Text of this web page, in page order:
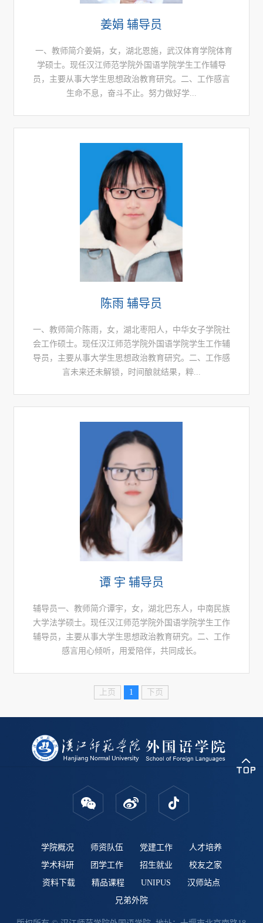
姜娟 辅导员
​ 一、教师简介姜娟，女，湖北恩施，武汉体育学院体育
学硕士。现任汉江师范学院外国语学院学生工作辅导
员，主要从事大学生思想政治教育研究。二、工作感言
生命不息，奋斗不止。努力做好学...
陈雨 辅导员
一、教师简介陈雨，女，湖北枣阳人，中华女子学院社
会工作硕士。现任汉江师范学院外国语学院学生工作辅
导员，主要从事大学生思想政治教育研究。二、工作感
言未来还未解锁，时间酿就结果，粹...
谭 宇 辅导员​
辅导员​一、教师简介谭宇，女，湖北巴东人，中南民族
大学法学硕士。现任汉江师范学院外国语学院学生工作
辅导员，主要从事大学生思想政治教育研究。二、工作
感言用心倾听，用爱陪伴，共同成长。
上页 1 下页
学院概况 师资队伍 党建工作
人才培养
学术科研
团学工作 招生就业
校友之家
资料下载
精品课程 UNIPUS
汉师站点
兄弟外院